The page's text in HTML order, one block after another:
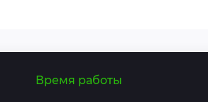
Время работы